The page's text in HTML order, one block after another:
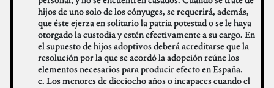
hijos de uno solo de los cónyuges, se requerirá, además,
que éste ejerza en solitario la patria potestad o se le haya
otorgado la custodia y estén efectivamente a su cargo. En
el supuesto de hijos adoptivos deberá acreditarse que la
resolución por la que se acordó la adopción reúne los
elementos necesarios para producir efecto en España.
c. Los menores de dieciocho años o incapaces cuando el